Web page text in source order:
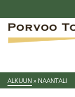
ALKUUN »NAANTALI